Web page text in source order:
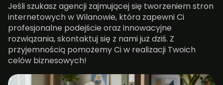
Jeśli szukasz agencji zajmującej się tworzeniem stron
internetowych w Wilanowie, która zapewni Ci
profesjonalne podejście oraz innowacyjne
rozwiązania, skontaktuj się z nami już dziś. Z
przyjemnością pomożemy Ci w realizacji Twoich
celów biznesowych!